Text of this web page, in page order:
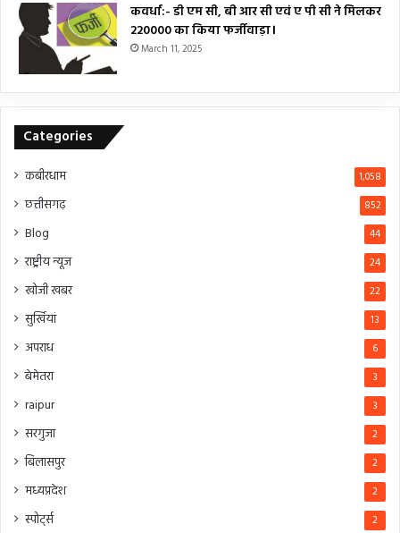
कवर्धा:- डी एम सी, बी आर सी एवं ए पी सी ने मिलकर
₹220000 का किया फर्जीवाड़ा।
March 11, 2025
Categories
कबीरधाम 1,058
छत्तीसगढ़ 852
Blog 44
राष्ट्रीय न्यूज 24
खोजी खबर 22
सुर्खियां 13
अपराध 6
बेमेतरा 3
raipur 3
सरगुजा 2
बिलासपुर 2
मध्यप्रदेश 2
स्पोर्ट्स 2